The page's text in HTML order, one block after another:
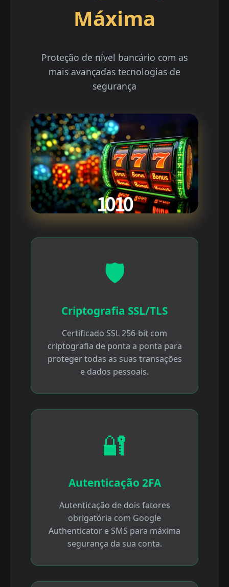
Máxima
Proteção de nível bancário com as
mais avançadas tecnologias de
segurança
🛡️
Criptografia SSL/TLS
Certificado SSL 256-bit com
criptografia de ponta a ponta para
proteger todas as suas transações
e dados pessoais.
🔐
Autenticação 2FA
Autenticação de dois fatores
obrigatória com Google
Authenticator e SMS para máxima
segurança da sua conta.